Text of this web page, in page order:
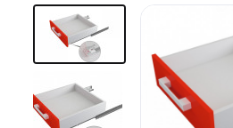
Мебельные образцы, каталоги